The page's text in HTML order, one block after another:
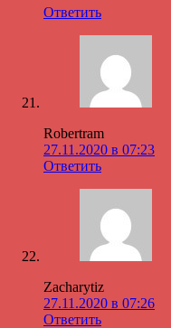
Ответить
Robertram
27.11.2020 в 07:23
Ответить
Zacharytiz
27.11.2020 в 07:26
Ответить